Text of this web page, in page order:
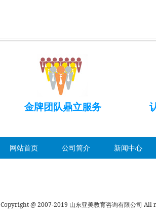
金牌团队鼎立服务
网站首页 公司简介 新闻中心
Copyright @ 2007-2019 山东亚美教育咨询有限公司